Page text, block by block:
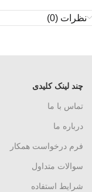
نظرات (0)
چند لینک کلیدی
تماس با ما
درباره ما
فرم درخواست همکار
سوالات متداول
شرایط استفاده